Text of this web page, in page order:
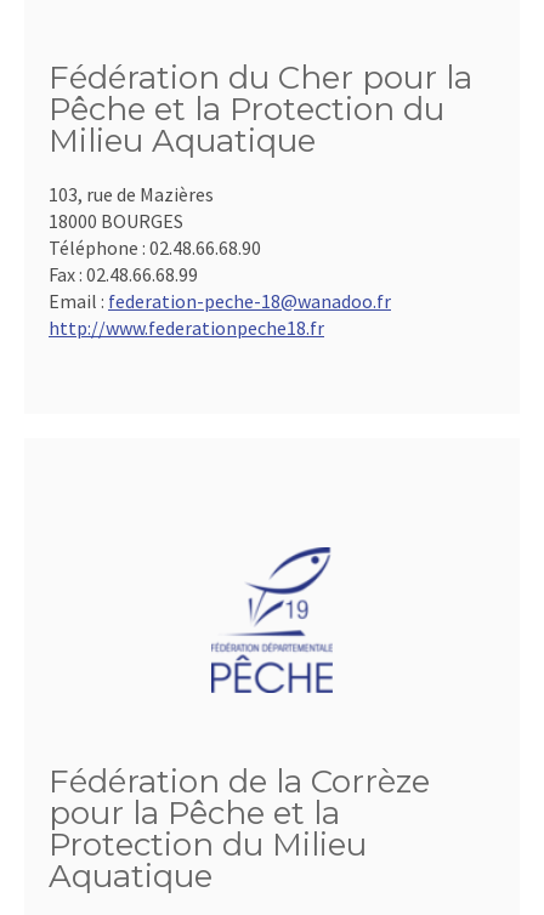
Fédération du Cher pour la
Pêche et la Protection du
Milieu Aquatique
103, rue de Mazières
18000 BOURGES
Téléphone : 02.48.66.68.90
Fax : 02.48.66.68.99
Email : federation-peche-18@wanadoo.fr
http://www.federationpeche18.fr
Fédération de la Corrèze
pour la Pêche et la
Protection du Milieu
Aquatique